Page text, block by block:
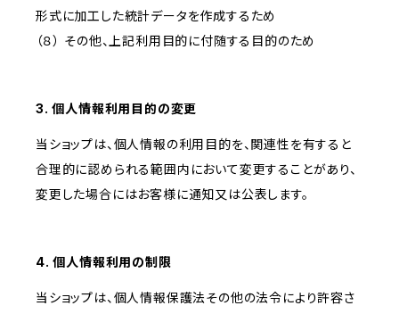
形式に加工した統計データを作成するため
（８） その他、上記利用目的に付随する目的のため
3. 個人情報利用目的の変更
当ショップは、個人情報の利用目的を、関連性を有すると
合理的に認められる範囲内において変更することがあり、
変更した場合にはお客様に通知又は公表します。
4. 個人情報利用の制限
当ショップは、個人情報保護法その他の法令により許容さ